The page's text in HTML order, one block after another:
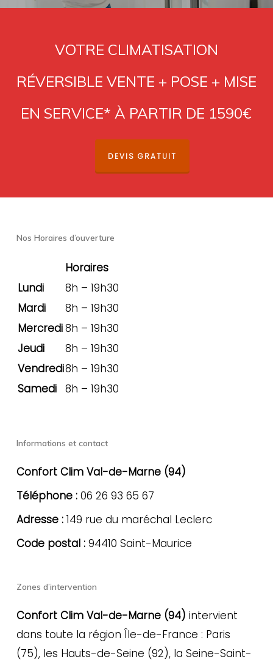
VOTRE CLIMATISATION
RÉVERSIBLE VENTE + POSE + MISE
EN SERVICE* À PARTIR DE 1590€
DEVIS GRATUIT
Nos Horaires d’ouverture
Horaires
Lundi
8h – 19h30
Mardi
8h – 19h30
Mercredi8h – 19h30
Jeudi
8h – 19h30
Vendredi8h – 19h30
Samedi 8h – 19h30
Informations et contact
Confort Clim Val-de-Marne (94)
Téléphone :06 26 93 65 67
Adresse :149 rue du maréchal Leclerc
Code postal :94410 Saint-Maurice
Zones d’intervention
Confort Clim Val-de-Marne (94) intervient
dans toute la région Île-de-France : Paris
(75), les Hauts-de-Seine (92), la Seine-Saint-